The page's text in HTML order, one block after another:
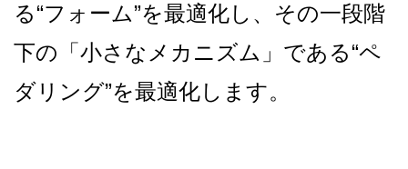
る“フォーム”を最適化し、 その一段階
下の「小さなメカニズム」である“ペ
ダリング”を最適化します。